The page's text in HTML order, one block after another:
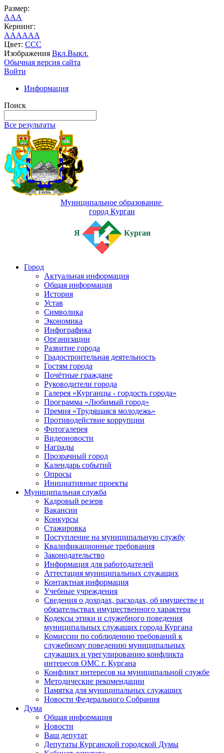
Размер:
AAA
Кернинг:
AAAAAA
Цвет: CCC
Изображения Вкл.Выкл.
Обычная версия сайта
Войти
Информация
Поиск
Все результаты
Муниципальное образование
город Курган
Я Курган
Город
Актуальная информация
Общая информация
История
Устав
Символика
Экономика
Инфографика
Организации
Развитие города
Градостроительная деятельность
Гостям города
Почётные граждане
Руководители города
Галерея «Курганцы - гордость города»
Программа «Любимый город»
Премия «Трудящаяся молодежь»
Противодействие коррупции
Фотогалерея
Видеоновости
Награды
Прозрачный город
Календарь событий
Опросы
Инициативные проекты
Муниципальная служба
Кадровый резерв
Вакансии
Конкурсы
Стажировка
Поступление на муниципальную службу
Квалификационные требования
Законодательство
Информация для работодателей
Аттестация муниципальных служащих
Контактная информация
Учебные учреждения
Сведения о доходах, расходах, об имуществе и
обязательствах имущественного характера
Кодексы этики и служебного поведения
муниципальных служащих города Кургана
Комиссии по соблюдению требований к
служебному поведению муниципальных
служащих и урегулированию конфликта
интересов ОМС г. Кургана
Конфликт интересов на муниципальной службе
Методические рекомендации
Памятка для муниципальных служащих
Новости Федерального Cобрания
Дума
Общая информация
Новости
Ваш депутат
Депутаты Курганской городской Думы